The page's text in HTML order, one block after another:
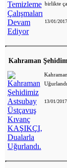
birlikte
13/01/
Kahraman
Uğurlandı.
13/01/